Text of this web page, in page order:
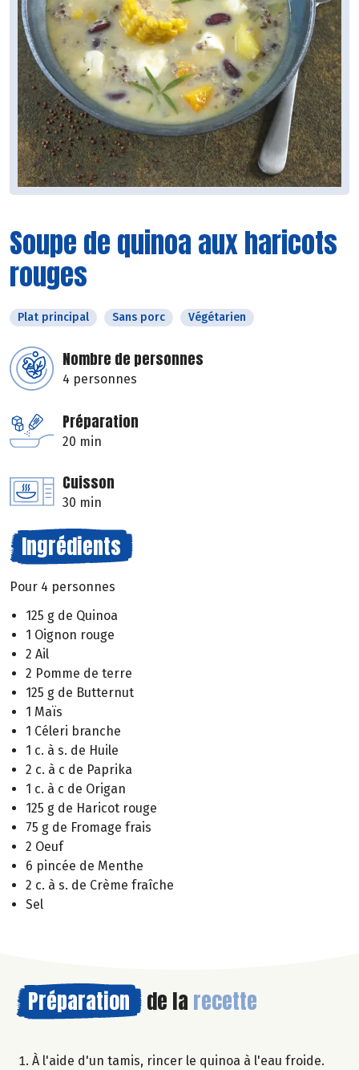
Soupe de quinoa aux haricots
rouges
Plat principal Sans porc Végétarien
Nombre de personnes
4 personnes
Préparation
20 min
Cuisson
30 min
Ingrédients
Pour 4 personnes
125 g de Quinoa
1 Oignon rouge
2 Ail
2 Pomme de terre
125 g de Butternut
1 Maïs
1 Céleri branche
1 c. à s. de Huile
2 c. à c de Paprika
1 c. à c de Origan
125 g de Haricot rouge
75 g de Fromage frais
2 Oeuf
6 pincée de Menthe
2 c. à s. de Crème fraîche
Sel
Préparation de la recette
À l'aide d'un tamis, rincer le quinoa à l'eau froide.